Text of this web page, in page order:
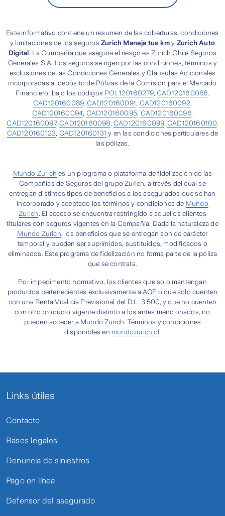
Este informativo contiene un resumen de las coberturas, condiciones
y limitaciones de los segurosZurich Maneja tus km y Zurich Auto
Digital. La Compañía que asegura el riesgo es Zurich Chile Seguros
Generales S.A. Los seguros se rigen por las condiciones, términos y
exclusiones de las Condiciones Generales y Cláusulas Adicionales
incorporadas al depósito de Pólizas de la Comisión para el Mercado
Financiero, bajo los códigos POL120160279, CAD120160086,
CAD120160089, CAD120160091, CAD120160092,
CAD120160094, CAD120160095, CAD120160096,
CAD120160097,CAD120160098,CAD120160099, CAD120160100,
CAD120160123, CAD120160131 y en las condiciones particulares de
las pólizas.
Mundo Zurich es un programa o plataforma de fidelización de las
Compañías de Seguros del grupo Zurich, a través del cual se
entregan distintos tipos de beneficios a los asegurados que se han
incorporado y aceptado los términos y condiciones de Mundo
Zurich. El acceso se encuentra restringido a aquellos clientes
titulares con seguros vigentes en la Compañía. Dada la naturaleza de
Mundo Zurich, los beneficios que se entregan son de carácter
temporal y pueden ser suprimidos, sustituidos, modificados o
eliminados. Este programa de fidelización no forma parte de la póliza
que se contrata.
Por impedimento normativo, los clientes que solo mantengan
productos pertenecientes exclusivamente a AGF o que solo cuenten
con una Renta Vitalicia Previsional del D.L. 3.500, y que no cuenten
con otro producto vigente distinto a los antes mencionados, no
pueden acceder a Mundo Zurich. Términos y condiciones
disponibles en mundozurich.cl.
Links útiles
Contacto
Bases legales
Denuncia de siniestros
Pago en línea
Defensor del asegurado